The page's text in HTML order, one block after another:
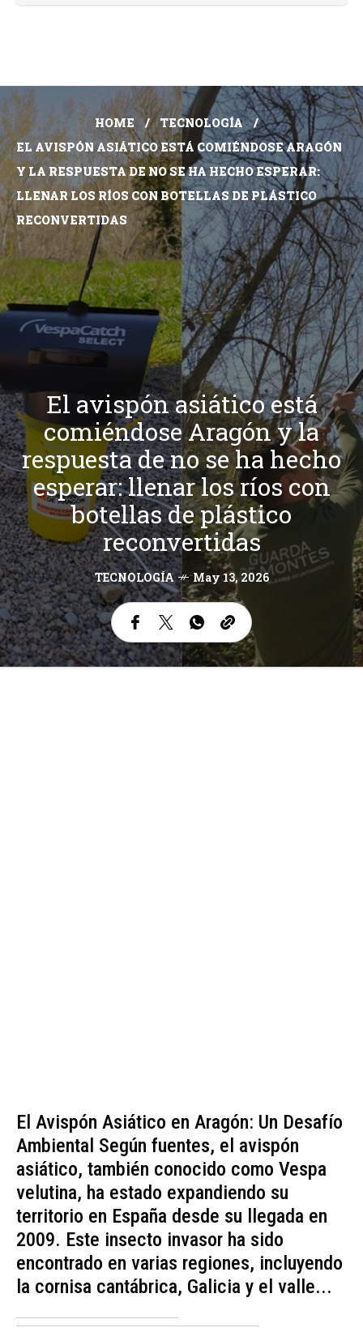
HOME
TECNOLOGÍA
EL AVISPÓN ASIÁTICO ESTÁ COMIÉNDOSE ARAGÓN
Y LA RESPUESTA DE NO SE HA HECHO ESPERAR:
LLENAR LOS RÍOS CON BOTELLAS DE PLÁSTICO
RECONVERTIDAS
El avispón asiático está
comiéndose Aragón y la
respuesta de no se ha hecho
esperar: llenar los ríos con
botellas de plástico
reconvertidas
TECNOLOGÍA May 13, 2026
El Avispón Asiático en Aragón: Un Desafío
Ambiental Según fuentes, el avispón
asiático, también conocido como Vespa
velutina, ha estado expandiendo su
territorio en España desde su llegada en
2009. Este insecto invasor ha sido
encontrado en varias regiones, incluyendo
la cornisa cantábrica, Galicia y el valle...